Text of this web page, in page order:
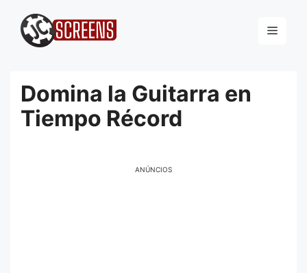
para
Menu
Domina la Guitarra en
Tiempo Récord
ANÚNCIOS